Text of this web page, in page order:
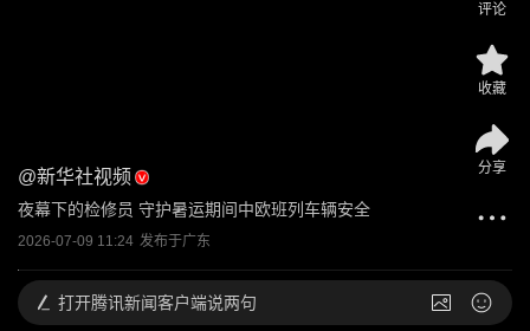
@新华社视频
夜幕下的检修员 守护暑运期间中欧班列车辆安全
2026-07-09 11:24 发布于广东
评论
收藏
分享
打开腾讯新闻客户端说两句